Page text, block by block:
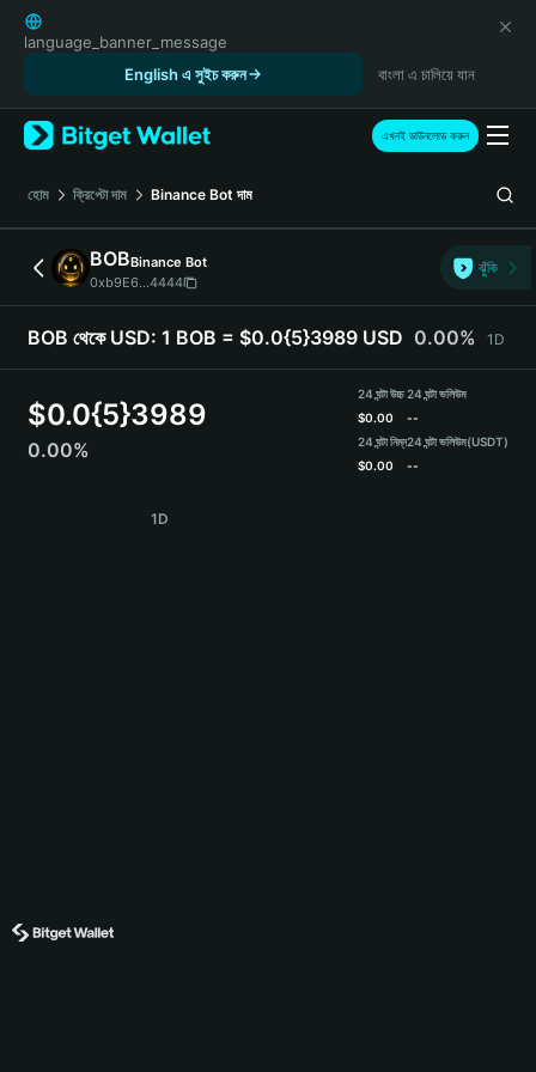
English
日本語
Русский
Español (Latinoamérica)
Türkçe
Italiano
简体中文
繁體中文
Português (Portugal)
हिन्दी
Español (Argentina)
language_banner_message
English এ সুইচ করুন
বাংলা এ চালিয়ে যান
এখনই ডাউনলোড করুন
হোম ক্রিপ্টো দাম Binance Bot দাম
BOBBinance Bot
0xb9E6...4444
ঝুঁকি
BOB থেকে USD: 1 BOB = $0.0{5}3989 USD 0.00% 1D
$0.0{5}3989
0.00%
24 ঘন্টা উচ্চ
$0.00
24 ঘন্টা নিম্ন
$0.00
24 ঘন্টা ভলিউম
--
24 ঘন্টা ভলিউম(USDT)
--
1D